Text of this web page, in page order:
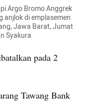
Argo Bromo Anggrek
anjlok di emplasemen
Jawa Barat, Jumat
Syakura
pada 2
Tawang Bank